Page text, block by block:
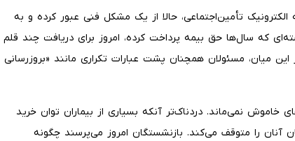
الکترونیک تأمین‌اجتماعی، حالا از یک مشکل فنی عبور کرده و به
که سال‌ها حق بیمه پرداخت کرده، امروز برای دریافت چند قلم
این میان، مسئولان همچنان پشت عبارات تکراری مانند «بروزرسانی
خاموش نمی‌ماند. دردناک‌تر آنکه بسیاری از بیماران توان خرید
آنان را متوقف می‌کند. بازنشستگان امروز می‌پرسند چگونه